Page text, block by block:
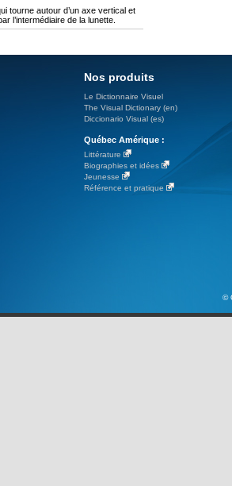
tourne autour d’un axe vertical et
l’intermédiaire de la lunette.
Nos produits
Le Dictionnaire Visuel
The Visual Dictionary (en)
Diccionario Visual (es)
Québec Amérique :
Littérature
Biographies et idées
Jeunesse
Référence et pratique
©